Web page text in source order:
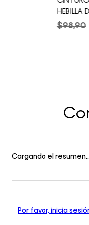
HEBILLA
$98,90
Cargando el
Por favor, inicia